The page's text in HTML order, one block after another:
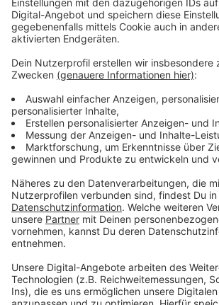
Das gilt schon seit einer Weile, findet
aber zum ersten Mal Anwendung. Und
Parteien könnte es erhebliche Folgen
nämlich vor, dass ihre Stimmen nicht
aufgerundet werden. Das bedeutet,
ganz raus oder haben nur einen statt
Anzeige
Gesetz könnte vor Gericht
Anzeige
Ob das neue Gesetz auch wirklich
wird, steht noch nicht komplett fest.
Verfassungsgericht verhandelt aktuell